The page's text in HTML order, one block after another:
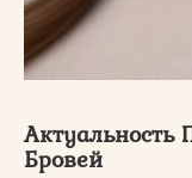
Актуальность
Бровей